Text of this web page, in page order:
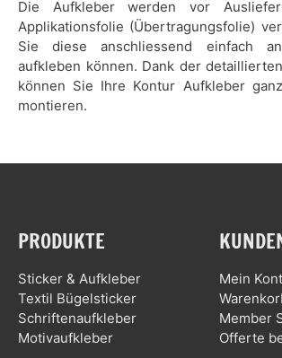
Die Aufkleber werden vor
Applikationsfolie (Übertragungsfolie)
Sie diese anschliessend einfach
aufkleben können. Dank der
können Sie Ihre Kontur Aufkleber
montieren.
PRODUKTE
Sticker & Aufkleber
Textil Bügelsticker
Schriftenaufkleber
Motivaufkleber
Mein
Member
Offerte